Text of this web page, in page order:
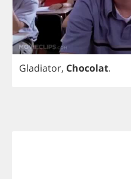
Gladiator, Chocolat.